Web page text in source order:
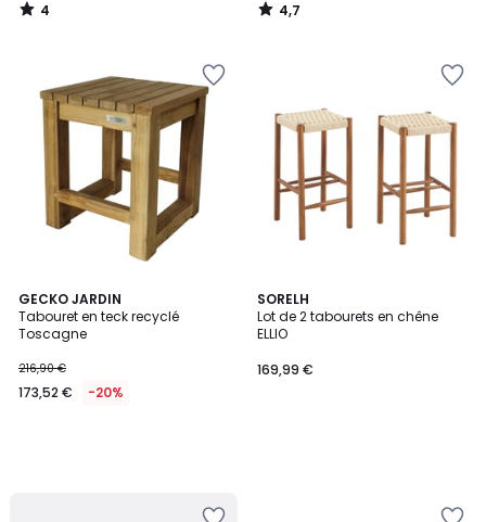
4
/
4,7
/
GECKO JARDIN
Tabouret en teck recyclé
Toscagne
216,90 €
173,52 € -20%
SORELH
Lot de 2 tabourets en chêne
ELLIO
169,99 €